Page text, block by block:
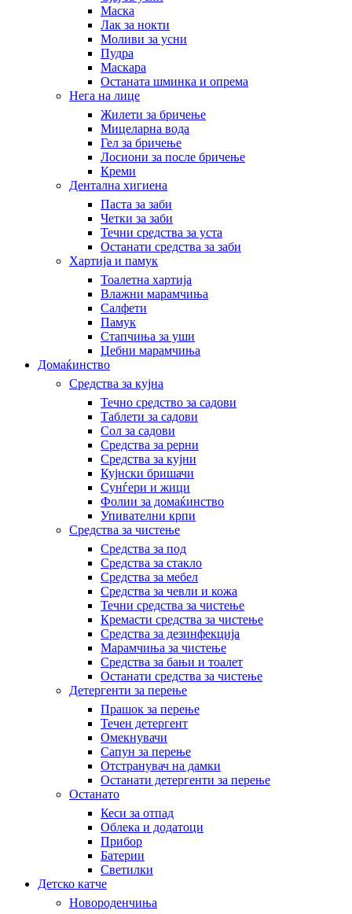
Маска
Лак за нокти
Моливи за усни
Пудра
Маскара
Останата шминка и опрема
Нега на лице
Жилети за бричење
Мицеларна вода
Гел за бричење
Лосиони за после бричење
Креми
Дентална хигиена
Паста за заби
Четки за заби
Течни средства за уста
Останати средства за заби
Хартија и памук
Тоалетна хартија
Влажни марамчиња
Салфети
Памук
Стапчиња за уши
Џебни марамчиња
Домаќинство
Средства за кујна
Течно средство за садови
Таблети за садови
Сол за садови
Средства за рерни
Средства за кујни
Кујнски бришачи
Сунѓери и жици
Фолии за домаќинство
Упивателни крпи
Средства за чистење
Средства за под
Средства за стакло
Средства за мебел
Средства за чевли и кожа
Течни средства за чистење
Кремасти средства за чистење
Средства за дезинфекција
Марамчиња за чистење
Средства за бањи и тоалет
Останати средства за чистење
Детергенти за перење
Прашок за перење
Течен детергент
Омекнувачи
Сапун за перење
Отстранувач на дамки
Останати детергенти за перење
Останато
Кеси за отпад
Облека и додатоци
Прибор
Батерии
Светилки
Детско катче
Новороденчиња